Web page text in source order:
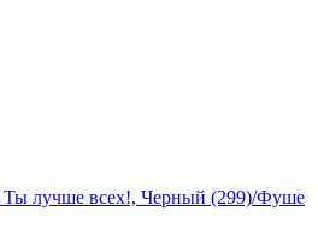
Ты лучше всех!, Черный (299)/Фуше